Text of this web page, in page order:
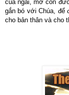
của ngài, mở con
gắn bó với Chúa, để
cho bản thân và cho